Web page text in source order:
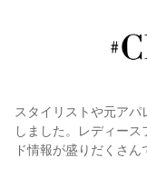
スタイリストや元ア
しました。レディー
ド情報が盛りだくさん